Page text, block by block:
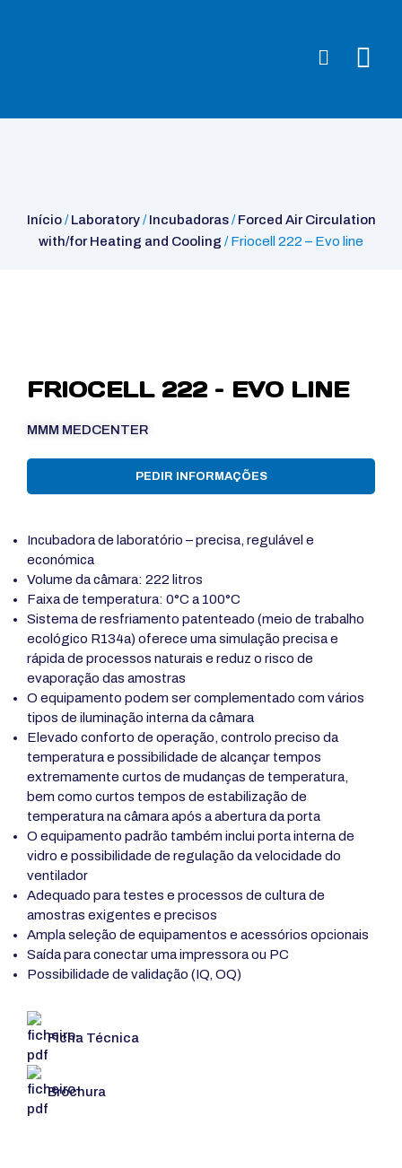
Início/Laboratory/Incubadoras/Forced Air Circulation
with/for Heating and Cooling / Friocell 222 – Evo line
FRIOCELL 222 – EVO LINE
MMM MEDCENTER
PEDIR INFORMAÇÕES
Incubadora de laboratório – precisa, regulável e
económica
Volume da câmara: 222 litros
Faixa de temperatura: 0°C a 100°C
Sistema de resfriamento patenteado (meio de trabalho
ecológico R134a) oferece uma simulação precisa e
rápida de processos naturais e reduz o risco de
evaporação das amostras
O equipamento podem ser complementado com vários
tipos de iluminação interna da câmara
Elevado conforto de operação, controlo preciso da
temperatura e possibilidade de alcançar tempos
extremamente curtos de mudanças de temperatura,
bem como curtos tempos de estabilização de
temperatura na câmara após a abertura da porta
O equipamento padrão também inclui porta interna de
vidro e possibilidade de regulação da velocidade do
ventilador
Adequado para testes e processos de cultura de
amostras exigentes e precisos
Ampla seleção de equipamentos e acessórios opcionais
Saída para conectar uma impressora ou PC
Possibilidade de validação (IQ, OQ)
Ficha Técnica
Brochura